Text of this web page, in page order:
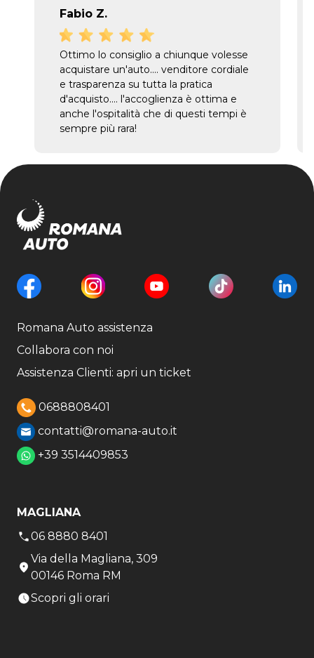
Fabio Z.
Ottimo lo consiglio a chiunque volesse
acquistare un'auto.... venditore cordiale
e trasparenza su tutta la pratica
d'acquisto.... l'accoglienza è ottima e
anche l'ospitalità che di questi tempi è
sempre più rara!
Romana Auto assistenza
Collabora con noi
Assistenza Clienti: apri un ticket
0688808401
contatti@romana-auto.it
+39 3514409853
MAGLIANA
06 8880 8401
Via della Magliana, 309
00146 Roma RM
Scopri gli orari